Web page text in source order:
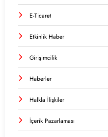
E-Ticaret
Etkinlik Haber
Girişimcilik
Haberler
Halkla İlişkiler
İçerik Pazarlaması